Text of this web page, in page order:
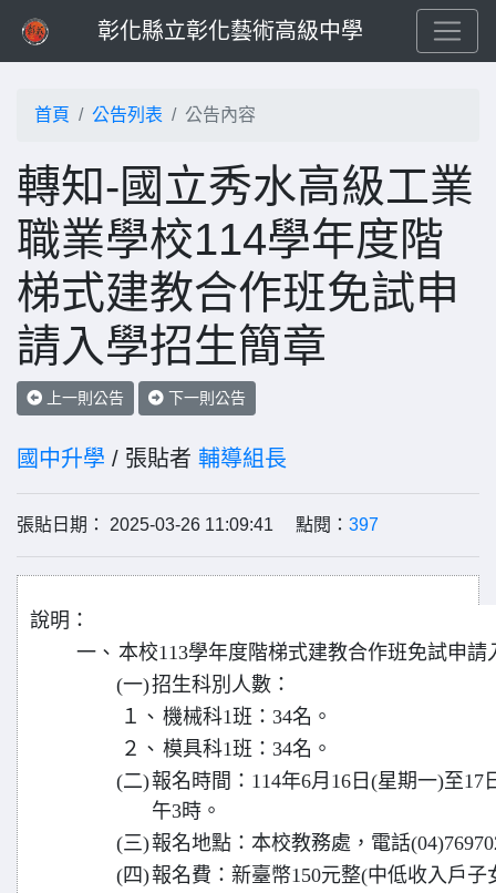
彰化縣立彰化藝術高級中學
首頁 公告列表 公告內容
轉知-國立秀水高級工業
職業學校114學年度階
梯式建教合作班免試申
請入學招生簡章
上一則公告 下一則公告
國中升學 / 張貼者 輔導組長
張貼日期： 2025-03-26 11:09:41 點閱： 397
說明：
一、 本校113學年度階梯式建教合作班免試申請
(一)招生科別人數：
１、 機械科1班：34名。
２、 模具科1班：34名。
(二)報名時間：114年6月16日(星期一)至
午3時。
(三)報名地點：本校教務處，電話
(四)報名費：新臺幣150元整(中低收入戶